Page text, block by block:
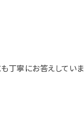
丁寧にお答えしていま